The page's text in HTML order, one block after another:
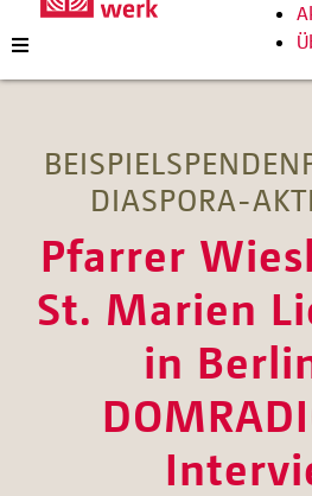
DIASPORA-
Pfarrer
St. Marien
in